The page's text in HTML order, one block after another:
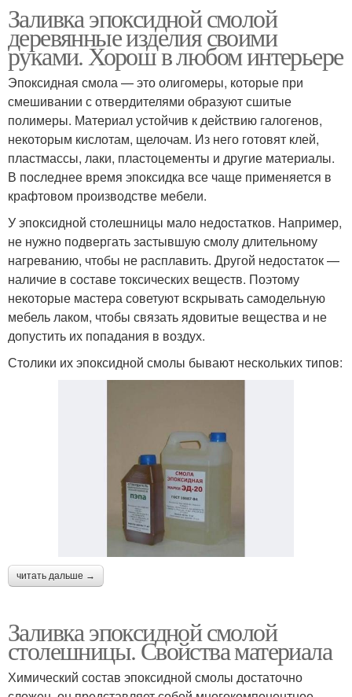
Заливка эпоксидной смолой
деревянные изделия своими
руками. Хорош в любом интерьере
Эпоксидная смола — это олигомеры, которые при
смешивании с отвердителями образуют сшитые
полимеры. Материал устойчив к действию галогенов,
некоторым кислотам, щелочам. Из него готовят клей,
пластмассы, лаки, пластоцементы и другие материалы.
В последнее время эпоксидка все чаще применяется в
крафтовом производстве мебели.
У эпоксидной столешницы мало недостатков. Например,
не нужно подвергать застывшую смолу длительному
нагреванию, чтобы не расплавить. Другой недостаток —
наличие в составе токсических веществ. Поэтому
некоторые мастера советуют вскрывать самодельную
мебель лаком, чтобы связать ядовитые вещества и не
допустить их попадания в воздух.
Столики их эпоксидной смолы бывают нескольких типов:
читать дальше →
Заливка эпоксидной смолой
столешницы. Свойства материала
Химический состав эпоксидной смолы достаточно